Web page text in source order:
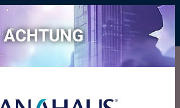
mit dem Vorteils-Codeeintauchen , gültig bis
11.08.2026
ACHTUNG